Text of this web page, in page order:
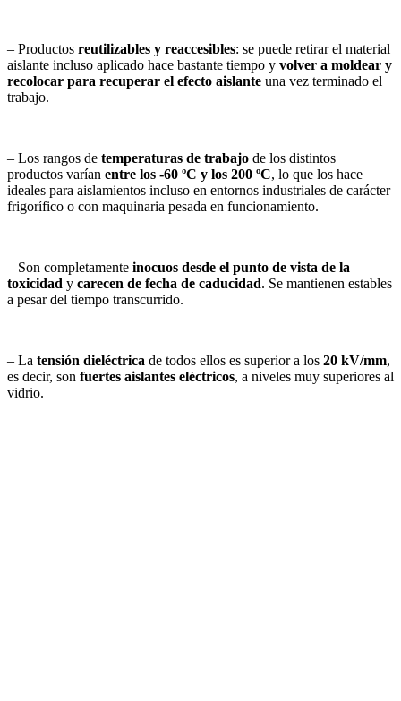
– Productos reutilizables y reaccesibles: se puede retirar el material
aislante incluso aplicado hace bastante tiempo y volver a moldear y
recolocar para recuperar el efecto aislante una vez terminado el
trabajo.
– Los rangos de temperaturas de trabajo de los distintos
productos varían entre los -60 ºC y los 200 ºC, lo que los hace
ideales para aislamientos incluso en entornos industriales de carácter
frigorífico o con maquinaria pesada en funcionamiento.
– Son completamente inocuos desde el punto de vista de la
toxicidad y carecen de fecha de caducidad. Se mantienen estables
a pesar del tiempo transcurrido.
– La tensión dieléctrica de todos ellos es superior a los 20 kV/mm,
es decir, son fuertes aislantes eléctricos, a niveles muy superiores al
vidrio.